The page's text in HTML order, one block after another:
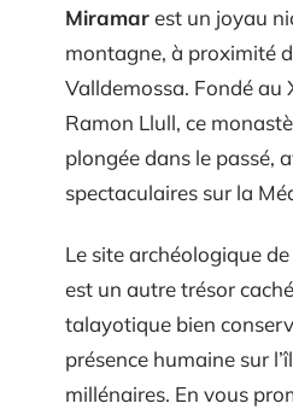
Miramarest un joyau
montagne, à proximité
Valldemossa. Fondé au
Ramon Llull, ce
plongée dans le passé,
spectaculaires sur la
Le site archéologique de
est un autre trésor
talayotique bien
présence humaine sur
millénaires. En vous